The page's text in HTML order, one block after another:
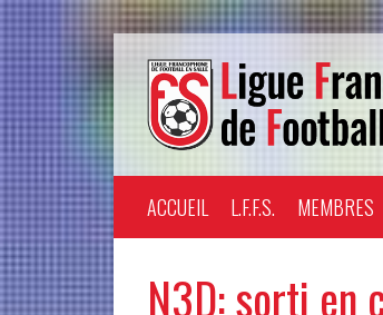
ACCUEIL L.F.F.S. MEMBRES
N3D: sorti en